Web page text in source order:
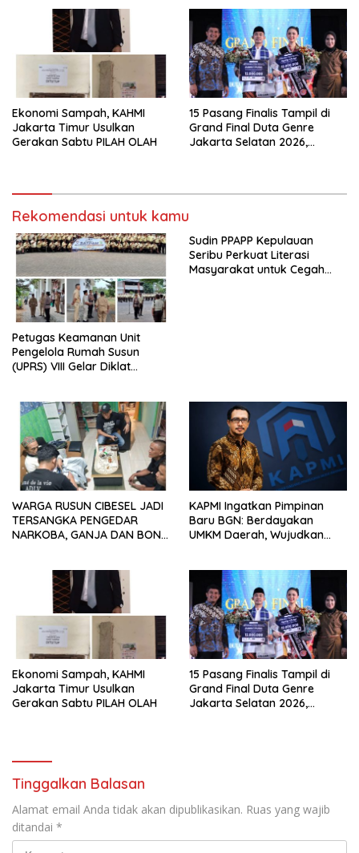
Ekonomi Sampah, KAHMI
Jakarta Timur Usulkan
Gerakan Sabtu PILAH OLAH
15 Pasang Finalis Tampil di
Grand Final Duta Genre
Jakarta Selatan 2026,
Rekomendasi untuk kamu
Petugas Keamanan Unit
Pengelola Rumah Susun
(UPRS) VIII Gelar Diklat
Solusi dan Direktorat
Bhabinkamtibmas Polda
Metro Jaya*
Sudin PPAPP Kepulauan
Seribu Perkuat Literasi
Masyarakat untuk Cegah
WARGA RUSUN CIBESEL JADI
TERSANGKA PENGEDAR
NARKOBA, GANJA DAN BONG
KAPMI Ingatkan Pimpinan
Baru BGN: Berdayakan
UMKM Daerah, Wujudkan
Ekonomi Sampah, KAHMI
Jakarta Timur Usulkan
Gerakan Sabtu PILAH OLAH
15 Pasang Finalis Tampil di
Grand Final Duta Genre
Jakarta Selatan 2026,
Tinggalkan Balasan
Alamat email Anda tidak akan dipublikasikan. Ruas yang wajib
ditandai *